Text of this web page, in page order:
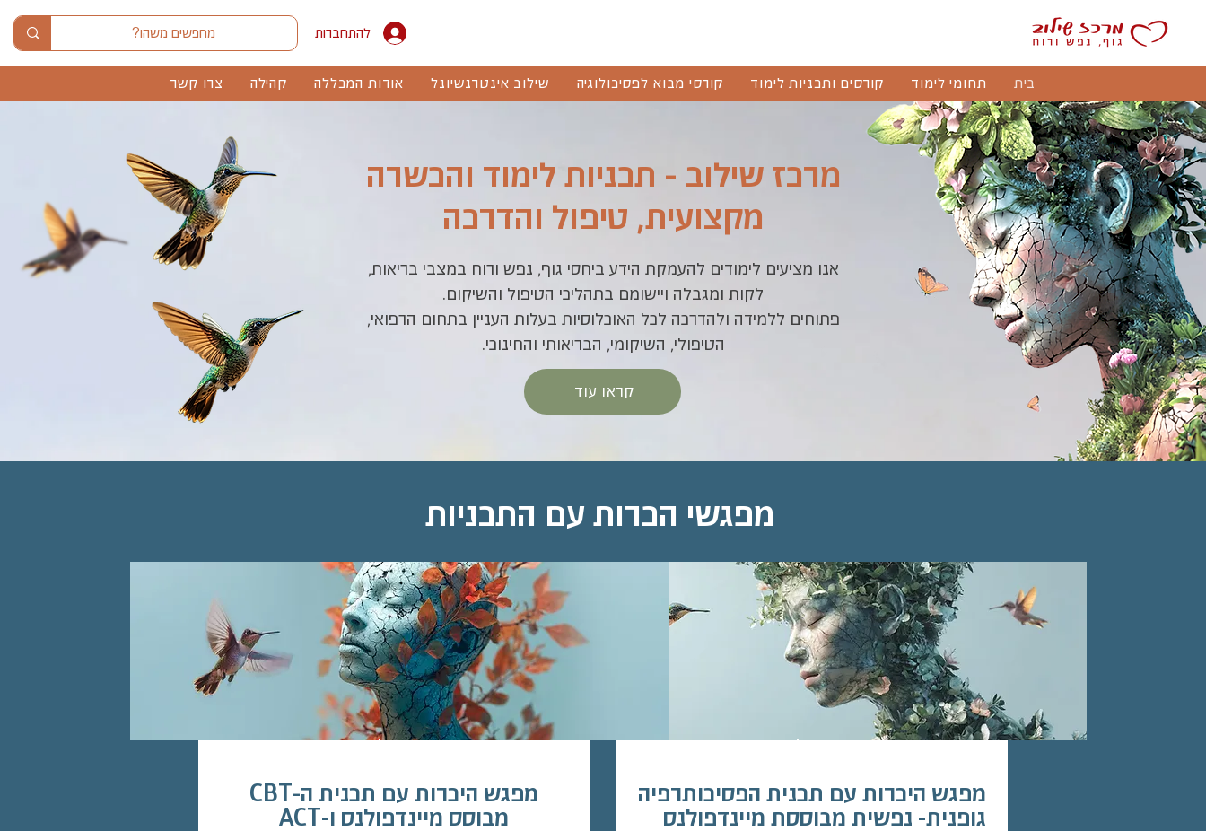
להתחברות
בית תחומי לימוד קורסים ותכניות לימוד קורסי מבוא לפסיכולוגיה שילוב אינטרנשיונל אודות המכללה קהילה צרו קשר
מרכז שילוב - תכניות לימוד והכשרה
מקצועית, טיפול והדרכה
קראו עוד
אנו מציעים לימודים להעמקת הידע ביחסי גוף, נפש ורוח במצבי בריאות,
לקות ומגבלה ויישומם בתהליכי הטיפול והשיקום.
פתוחים ללמידה ולהדרכה לכל האוכלוסיות בעלות העניין בתחום הרפואי,
הטיפולי, השיקומי, הבריאותי והחינוכי.
מפגשי הכרות עם התכניות
מפגש אונליין בזום
מפגש היכרות עם תכנית הפסיכותרפיה
גופנית- נפשית מבוססת מיינדפולנס
מפגש אונליין בזום
מפגש היכרות עם תכנית ה-CBT
מבוסס מיינדפולנס ו-ACT